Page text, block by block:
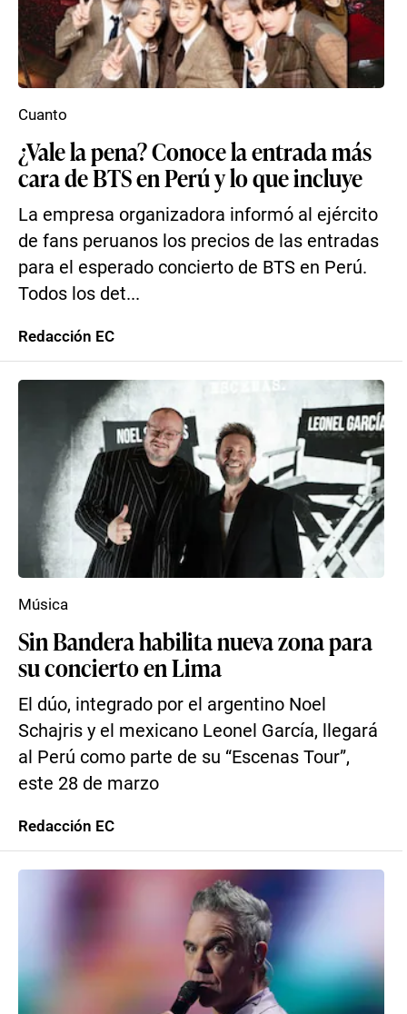
¿Vale la pena? Conoce la entrada más
cara de BTS en Perú y lo que incluye
La empresa organizadora informó al ejército
de fans peruanos los precios de las entradas
para el esperado concierto de BTS en Perú.
Todos los det...
Cuanto
Redacción EC
Sin Bandera habilita nueva zona para
su concierto en Lima
El dúo, integrado por el argentino Noel
Schajris y el mexicano Leonel García, llegará
al Perú como parte de su “Escenas Tour”,
este 28 de marzo
Música
Redacción EC